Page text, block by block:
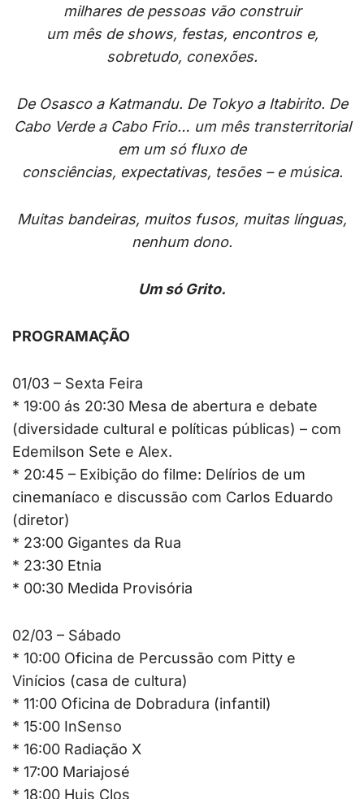
milhares de pessoas vão construir
um mês de shows, festas, encontros e,
sobretudo, conexões.
De Osasco a Katmandu. De Tokyo a Itabirito. De
Cabo Verde a Cabo Frio… um mês transterritorial
em um só fluxo de
consciências, expectativas, tesões – e música.
Muitas bandeiras, muitos fusos, muitas línguas,
nenhum dono.
Um só Grito.
PROGRAMAÇÃO
01/03 – Sexta Feira
* 19:00 ás 20:30 Mesa de abertura e debate
(diversidade cultural e políticas públicas) – com
Edemilson Sete e Alex.
* 20:45 – Exibição do filme: Delírios de um
cinemaníaco e discussão com Carlos Eduardo
(diretor)
* 23:00 Gigantes da Rua
* 23:30 Etnia
* 00:30 Medida Provisória
02/03 – Sábado
* 10:00 Oficina de Percussão com Pitty e
Vinícios (casa de cultura)
* 11:00 Oficina de Dobradura (infantil)
* 15:00 InSenso
* 16:00 Radiação X
* 17:00 Mariajosé
* 18:00 Huis Clos